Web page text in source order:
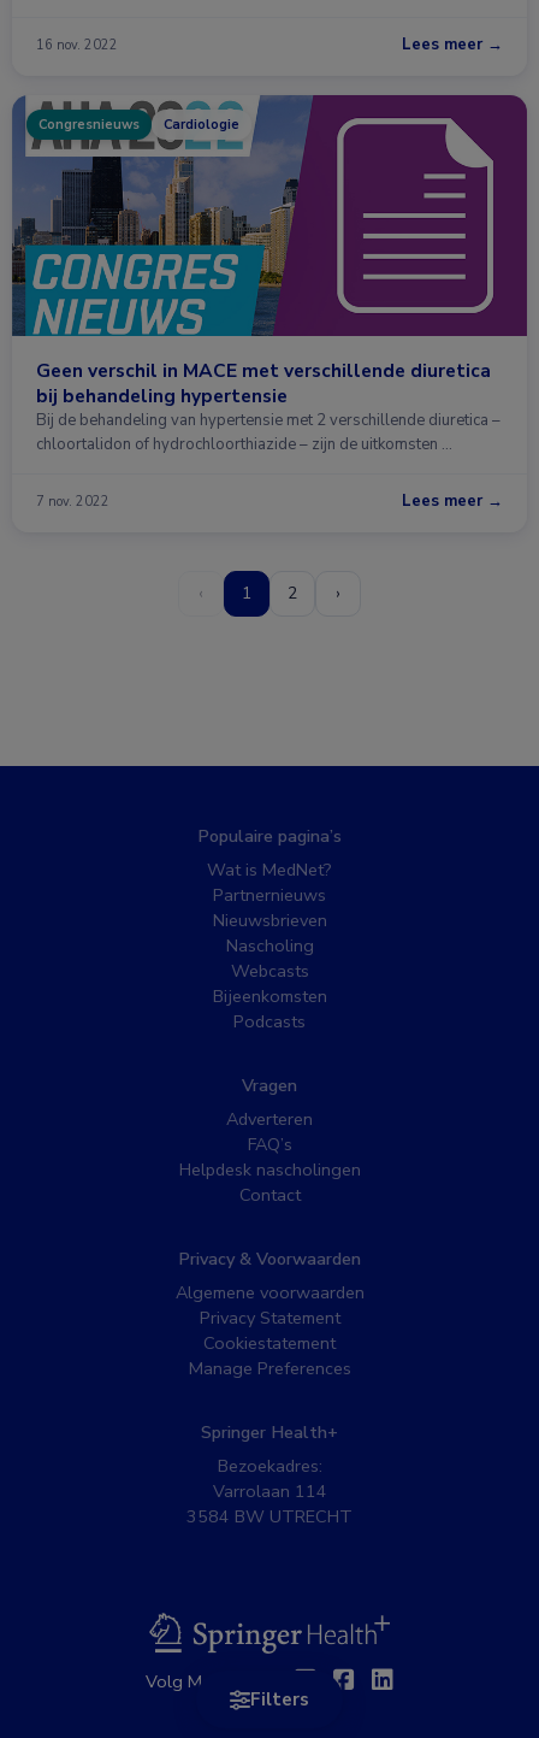
Filters
16 nov. 2022 Lees meer →
Congresnieuws Cardiologie
Geen verschil in MACE met verschillende diuretica
bij behandeling hypertensie
Bij de behandeling van hypertensie met 2 verschillende diuretica –
chloortalidon of hydrochloorthiazide – zijn de uitkomsten …
7 nov. 2022 Lees meer →
‹ 1 2 ›
Populaire pagina’s
Wat is MedNet?
Partnernieuws
Nieuwsbrieven
Nascholing
Webcasts
Bijeenkomsten
Podcasts
Vragen
Adverteren
FAQ’s
Helpdesk nascholingen
Contact
Privacy & Voorwaarden
Algemene voorwaarden
Privacy Statement
Cookiestatement
Manage Preferences
Springer Health+
Bezoekadres:
Varrolaan 114
3584 BW UTRECHT
BSL
Volg MedNet op: TwitterFacebook
Linkedin